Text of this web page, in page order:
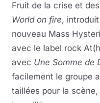
Fruit de la crise et
World on fire,
nouveau Mass
avec le label rock
avec Une Somme de
facilement le groupe
taillées pour la